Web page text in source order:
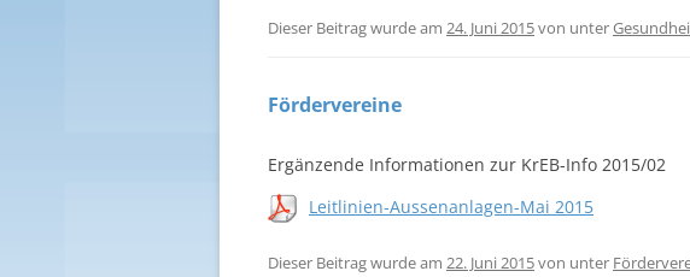
Dieser Beitrag wurde am 24. Juni 2015von unter
Fördervereine
Ergänzende Informationen zur KrEB-Info 2015/02
Leitlinien-Aussenanlagen-Mai 2015
Dieser Beitrag wurde am 22. Juni 2015von unter